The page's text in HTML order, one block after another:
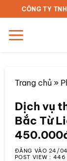
qua
nội
dung
CÔNG TY
Trang chủ»
Dịch vụ
Bắc Từ
ĐĂNG VÀO 24/
POST VIEW : 446